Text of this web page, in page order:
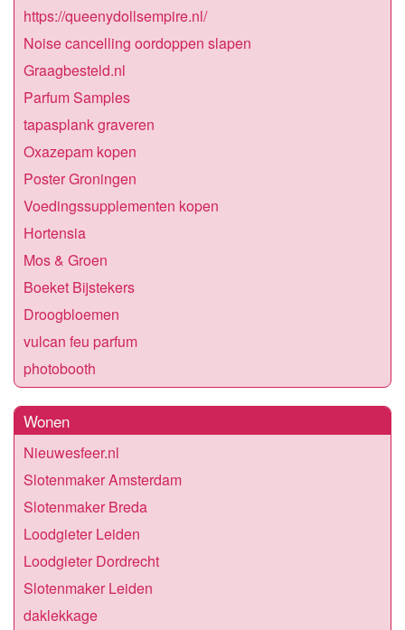
https://queenydollsempire.nl/
Noise cancelling oordoppen slapen
Graagbesteld.nl
Parfum Samples
tapasplank graveren
Oxazepam kopen
Poster Groningen
Voedingssupplementen kopen
Hortensia
Mos & Groen
Boeket Bijstekers
Droogbloemen
vulcan feu parfum
photobooth
Wonen
Nieuwesfeer.nl
Slotenmaker Amsterdam
Slotenmaker Breda
Loodgieter Leiden
Loodgieter Dordrecht
Slotenmaker Leiden
daklekkage